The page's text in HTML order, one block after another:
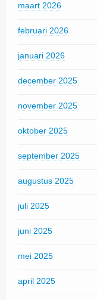
maart 2026
februari 2026
januari 2026
december 2025
november 2025
oktober 2025
september 2025
augustus 2025
juli 2025
juni 2025
mei 2025
april 2025